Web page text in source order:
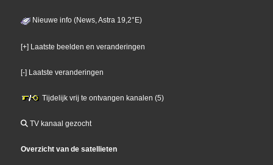
Nieuwe info (News, Astra 19,2°E)
[+] Laatste beelden en veranderingen
[-] Laatste veranderingen
Tijdelijk vrij te ontvangen kanalen (5)
TV kanaal gezocht
Overzicht van de satellieten